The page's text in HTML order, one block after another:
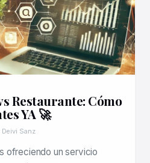
Restaurante: Cómo
YA 🚀
Deivi Sanz
ofreciendo un servicio